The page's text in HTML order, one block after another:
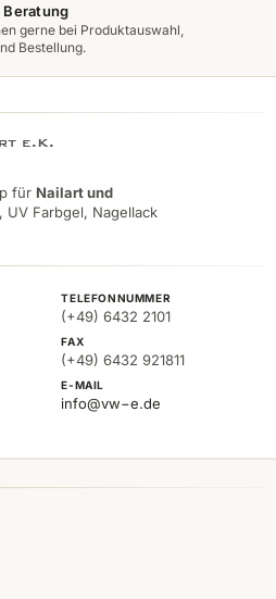
Beratung
gerne bei Produktauswahl,
Bestellung.
e.K.
für Nailart und
UV Farbgel, Nagellack
TELEFONNUMMER
(+49) 6432 2101
FAX
(+49) 6432 921811
E-MAIL
info@vw−e.de